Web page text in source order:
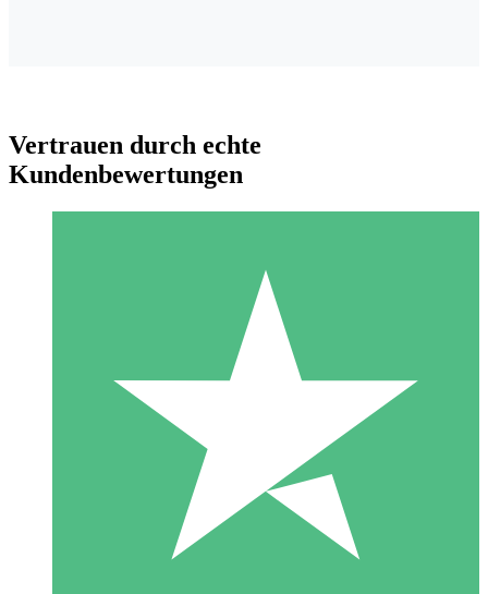
Individuelle Credit-Pakete
Zahlen Sie nach Bedarf mit Download-Credits. Keine
monatliche Verpflichtung erforderlich.
10 00
Vertrauen durch echte
Kundenbewertungen